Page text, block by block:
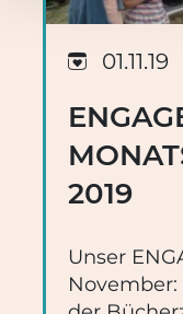
01.11.19
2019
Unser